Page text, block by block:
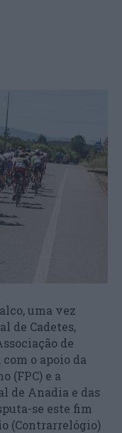
uma vez
de Cadetes,
de
o apoio da
(FPC) e a
de Anadia e das
se este fim
(Contrarrelógio)